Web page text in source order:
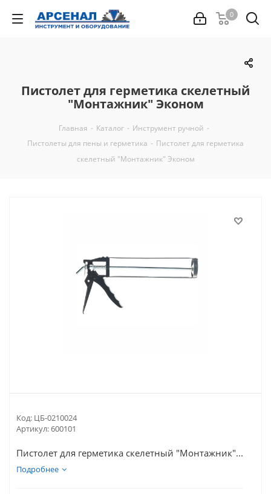
0
Пистолет для герметика скелетный
"Монтажник" Эконом
Главная - Каталог - Инструмент ручной -
Пистолеты для пены и герметика - Пистолет для герметика
скелетный "Монтажник" Эконом
Код: ЦБ-0210024
Артикул:600101
Пистолет для герметика скелетный "Монтажник"...
Подробнее